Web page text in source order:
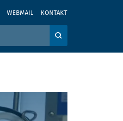
WEBMAIL KONTAKT